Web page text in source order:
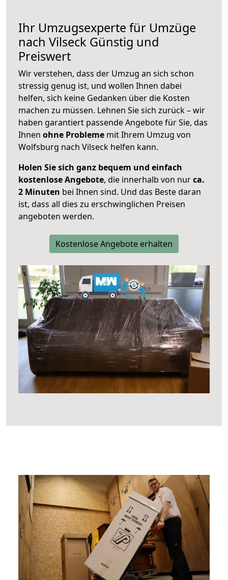
Ihr Umzugsexperte für Umzüge
nach Vilseck Günstig und
Preiswert
Wir verstehen, dass der Umzug an sich schon
stressig genug ist, und wollen Ihnen dabei
helfen, sich keine Gedanken über die Kosten
machen zu müssen. Lehnen Sie sich zurück – wir
haben garantiert passende Angebote für Sie, das
Ihnen ohne Probleme mit Ihrem Umzug von
Wolfsburg nach Vilseck helfen kann.
Holen Sie sich ganz bequem und einfach
kostenlose Angebote, die innerhalb von nurca.
2 Minuten bei Ihnen sind. Und das Beste daran
ist, dass all dies zu erschwinglichen Preisen
angeboten werden.
Kostenlose Angebote erhalten